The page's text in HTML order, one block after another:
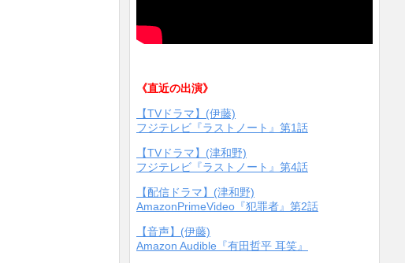
《直近の出演》
【TVドラマ】(伊藤)
フジテレビ『ラストノート』第1話
【TVドラマ】(津和野)
フジテレビ『ラストノート』第4話
【配信ドラマ】(津和野)
AmazonPrimeVideo『犯罪者』第2話
【音声】(伊藤)
Amazon Audible『有田哲平 耳笑』